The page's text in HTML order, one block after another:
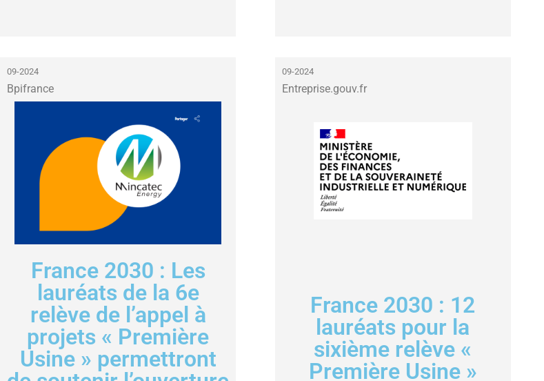
09-2024
Bpifrance
France 2030 : Les
lauréats de la 6e
relève de l’appel à
projets « Première
Usine » permettront
09-2024
Entreprise.gouv.fr
France 2030 : 12
lauréats pour la
sixième relève «
Première Usine »